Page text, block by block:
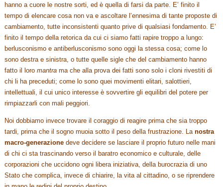
hanno a cuore le nostre sorti, ed è quella di farsi da parte. E’ finito il
tempo di elencare cosa non va e ascoltare l’ennesima di tante proposte di
cambiamento, tutte inconsistenti quanto prive di qualsiasi fondamento. E’
finito il tempo della retorica da cui ci siamo fatti rapire troppo a lungo:
berlusconismo e antiberlusconismo sono oggi la stessa cosa; come lo
sono destra e sinistra, o tutte quelle sigle che del cambiamento hanno
fatto il loromantra ma che alla prova dei fatti sono solo i cloni rivestiti di
chi li ha preceduti; come lo sono quei movimenti elitari, salottieri,
intellettuali, il cui unico interesse è sovvertire gli equilibri del potere per
rimpiazzarli con mali peggiori.
Noi dobbiamo invece trovare il coraggio di reagire prima che sia troppo
tardi, prima che il sogno muoia sotto il peso della frustrazione. Lanostra
macro-generazione deve decidere se lasciare il proprio futuro nelle mani
di chi ci sta trascinando verso il baratro economico e culturale, delle
corporazioni che uccidono ogni libera iniziativa, della burocrazia di uno
Stato che complica, invece di chiarire, la vita al cittadino, o se riprendere